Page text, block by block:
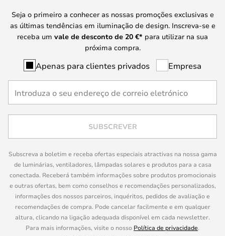
Seja o primeiro a conhecer as nossas promoções exclusivas e
as últimas tendências em iluminação de design. Inscreva-se e
receba um vale de desconto de 20 €* para utilizar na sua
próxima compra.
Apenas para clientes privados Empresa
SUBSCREVER
Subscreva a boletim e receba ofertas especiais atractivas na nossa gama
de luminárias, ventiladores, lâmpadas solares e produtos para a casa
conectada. Receberá também informações sobre produtos promocionais
e outras ofertas, bem como conselhos e recomendações personalizados,
informações dos nossos parceiros, inquéritos, pedidos de avaliação e
recomendações de compra. Pode cancelar facilmente e em qualquer
altura, clicando na ligação adequada disponível em cada newsletter.
Para mais informações, visite o nosso Política de privacidade.